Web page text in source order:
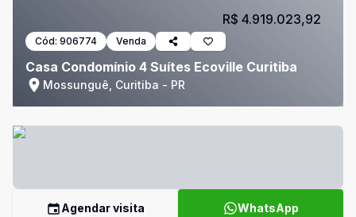
Cód: 906774 Venda
Casa Condomínio 4 Suítes Ecoville Curitiba
Mossunguê, Curitiba - PR
R$ 4.919.023,92
Agendar visita WhatsApp